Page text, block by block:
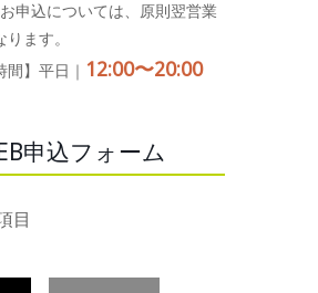
申込については、原則翌営業
ます。
間】平日｜ 12:00〜20:00
申込フォーム
目